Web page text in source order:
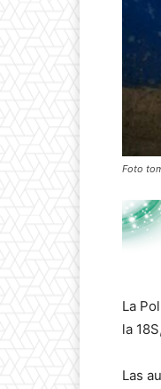
Foto
La
la
Las